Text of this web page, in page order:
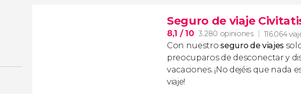
Seguro de viaje
8,1 / 10 3.280 opiniones 116.064
Con nuestroseguro de viajes
preocuparos de desconectar y
vacaciones. ¡No dejéis que nada
viaje!